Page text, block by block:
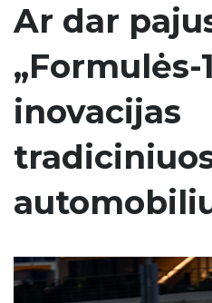
Ar dar
„Formulės-
inovacijas